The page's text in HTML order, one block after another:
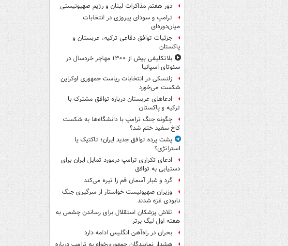
دور هفتم مذاکرات لبنان و رژیم صهیونیستی
ترامپ و سودای پیروزی در انتخابات
میان‌دوره‌ای
جزئیات توافق دفاعی ترکیه، عربستان و
پاکستان
بلاتکلیفی بیش از ۱۳۰۰ مهاجر خردسال در
سئوتای اسپانیا
زلنسکی در انتخابات ریاست جمهوری اوکراین
شکست می‌خورد
ادعاهای عربستان درباره توافق مشترک با
ترکیه و پاکستان
چگونه جنگ ترامپ با دانشگاه‌ها به شکست
کاخ سفید ختم شد؟
پشت پرده توافق جدید ایران؛ تاکتیک یا
استراتژی؟
ادعای تکراری ترامپ درمورد تمایل ایران برای
دستیابی به توافق
گرد و غبار آسمان قم را تیره می‌کند
وزیران صهیونیست خواستار از سرگیری جنگ
نابودی غزه شدند
تلاش پزشکان استقلال برای رساندن چشمی به
هفته اول لیگ برتر
بحران در راه‌آهن انگلیس ادامه دارد